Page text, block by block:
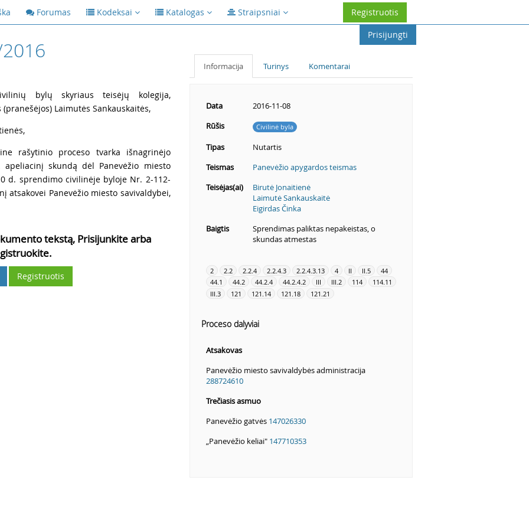
Forumas Kodeksai Katalogas Straipsniai
Registruotis
Prisijungti
bylų skyriaus teisėjų kolegija,
Laimutės Sankauskaitės,
rašytinio proceso tvarka išnagrinėjo
skundą dėl Panevėžio miesto
d. sprendimo civilinėje byloje Nr. 2-112-
atsakovei Panevėžio miesto savivaldybei,
tekstą, Prisijunkite arba
Registruotis
Informacija Turinys Komentarai
Data
2016-11-08
Rūšis
Civilinė byla
Tipas
Nutartis
Teismas
Panevėžio apygardos teismas
Teisėjas(ai)
Birutė Jonaitienė
Laimutė Sankauskaitė
Eigirdas Činka
Baigtis
Sprendimas paliktas nepakeistas, o
skundas atmestas
2 2.2 2.2.4 2.2.4.3 2.2.4.3.13 4 II II.5
44
44.1
44.2 44.2.4 44.2.4.2 III III.2 114
114.11
III.3
121 121.14 121.18 121.21
Proceso dalyviai
Atsakovas
Panevėžio miesto savivaldybės administracija
288724610
Trečiasis asmuo
Panevėžio gatvės 147026330
„Panevėžio keliai" 147710353